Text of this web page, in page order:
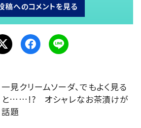
稿へのコメントを見る
一見クリームソーダ、でもよく見る
と……!? オシャレなお茶漬けが
話題